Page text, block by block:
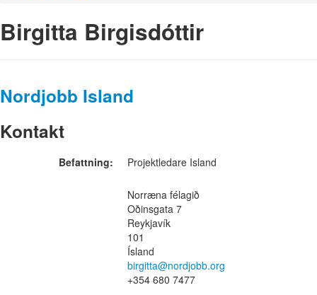
Birgitta Birgisdóttir
Nordjobb Island
Kontakt
Befattning: Projektledare Island
Norræna félagið
Oðinsgata 7
Reykjavík
101
Ísland
birgitta@nordjobb.org
+354 680 7477